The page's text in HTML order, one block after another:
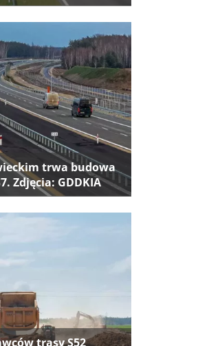
trwa budowa
Zdjęcia: GDDKIA
trasy S52